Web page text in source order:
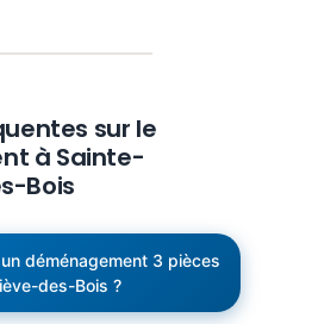
sur le
à Sainte-
Bois
déménagement 3 pièces
des-Bois ?